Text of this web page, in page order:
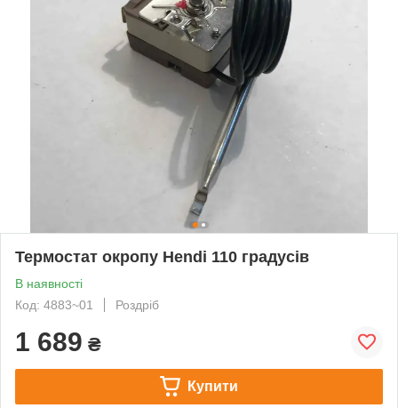
Термостат окропу Hendi 110 градусів
В наявності
Код: 4883~01
Роздріб
1 689 ₴
Купити